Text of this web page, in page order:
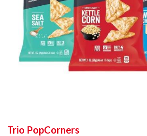
Trio PopCorners